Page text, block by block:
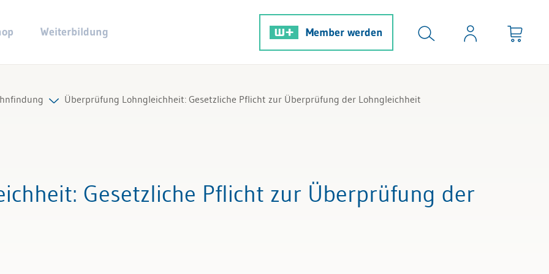
Weiterbildung Member werden
Fachexperten
Überprüfung Lohngleichheit: Gesetzliche Pflicht zur Überprüfung der Lohngleichheit
: Gesetzliche Pflicht zur Überprüfung der